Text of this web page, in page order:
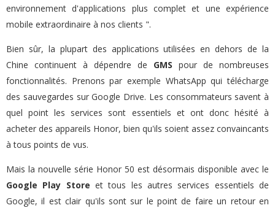
environnement d'applications plus complet et une expérience
mobile extraordinaire à nos clients ".
Bien sûr, la plupart des applications utilisées en dehors de la
Chine continuent à dépendre de GMS pour de nombreuses
fonctionnalités. Prenons par exemple WhatsApp qui télécharge
des sauvegardes sur Google Drive. Les consommateurs savent à
quel point les services sont essentiels et ont donc hésité à
acheter des appareils Honor, bien qu'ils soient assez convaincants
à tous points de vus.
Mais la nouvelle série Honor 50 est désormais disponible avec le
Google Play Store et tous les autres services essentiels de
Google, il est clair qu'ils sont sur le point de faire un retour en